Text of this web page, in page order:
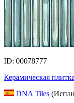
ID: 00078777
Керамическая
DNA Tiles